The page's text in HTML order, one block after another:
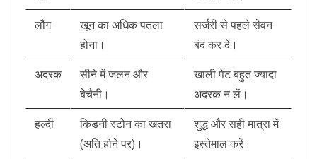
लौंग
खून का अधिक पतला
होना।
सर्जरी से पहले सेवन
बंद कर दें।
अदरक
सीने में जलन और
बेचैनी।
खाली पेट बहुत ज्यादा
अदरक न लें।
हल्दी
किडनी स्टोन का खतरा
(अति होने पर)।
शुद्ध और सही मात्रा में
इस्तेमाल करें।